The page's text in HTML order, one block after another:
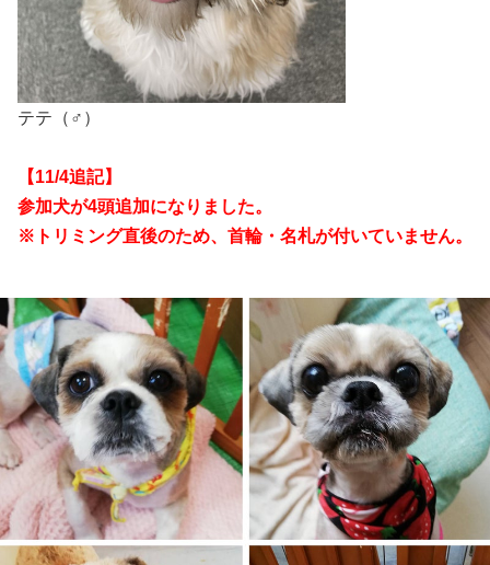
テテ（♂）
【11/4追記】
参加犬が4頭追加になりました。
※トリミング直後のため、首輪・名札が付いていません。